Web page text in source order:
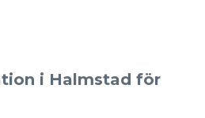
i Halmstad för